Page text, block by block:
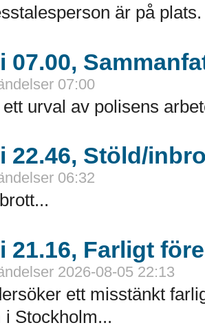
är på
07.00,
07:00
urval av polisens
22.46, Stöld/
06:32
21.16, Farligt
2026-08-05 22:13
ett misstänkt
Stockholm...